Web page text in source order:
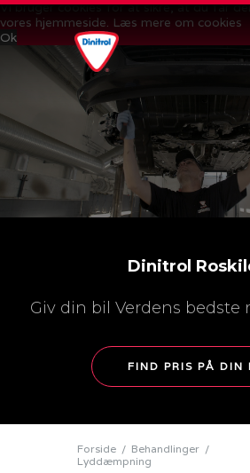
OPEN SUBMENU
RUSTBESKYTTELSE
OPEN SUBMENU (KONTROL
KONTROL & GARANTI
OPEN SUBMENU (PRISER)
PRISER
OPEN SUBMENU (NYHEDER)
NYHEDER
AR BILUDLEJNING
Vi bruger cookies for at sikre, at du får
vores hjemmeside. Læs mere om cookies
Ok
Dinitrol
Giv din bil Verdens bedste
FIND PRIS PÅ DIN
Forside / Behandlinger /
Lyddæmpning